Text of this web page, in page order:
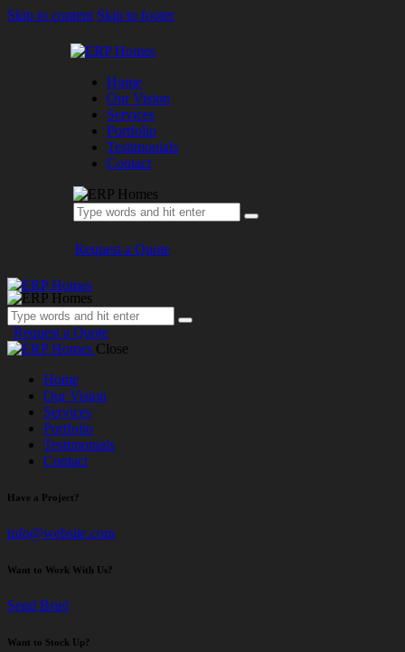
Skip to content Skip to footer
Home
Our Vision
Services
Portfolio
Testimonials
Contact
Request a Quote
Request a Quote
Close
Home
Our Vision
Services
Portfolio
Testimonials
Contact
Have a Project?
info@website.com
Want to Work With Us?
Send Brief
Want to Stock Up?